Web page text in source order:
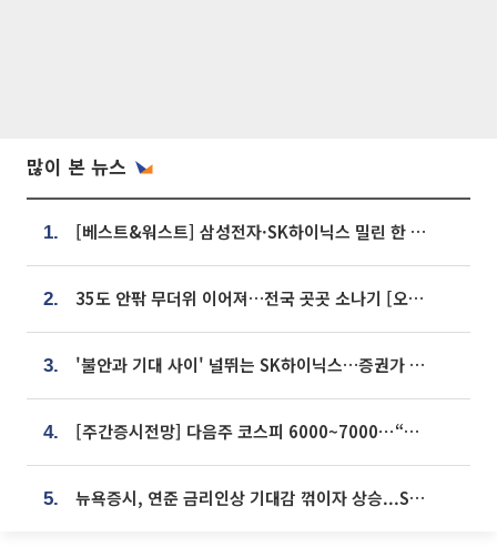
많이 본 뉴스
1. [베스트&워스트] 삼성전자·SK하이닉스 밀린 한 주…상상인증권은 85% 급등
2. 35도 안팎 무더위 이어져…전국 곳곳 소나기 [오늘 날씨]
3. '불안과 기대 사이' 널뛰는 SK하이닉스…증권가 "HBM4·LTA 기반 펀터멘털 견고"
4. [주간증시전망] 다음주 코스피 6000~7000⋯“外人 수급은 정책이 변수”
5. 뉴욕증시, 연준 금리인상 기대감 꺾이자 상승...S&P500 사상 최고치 [종합]